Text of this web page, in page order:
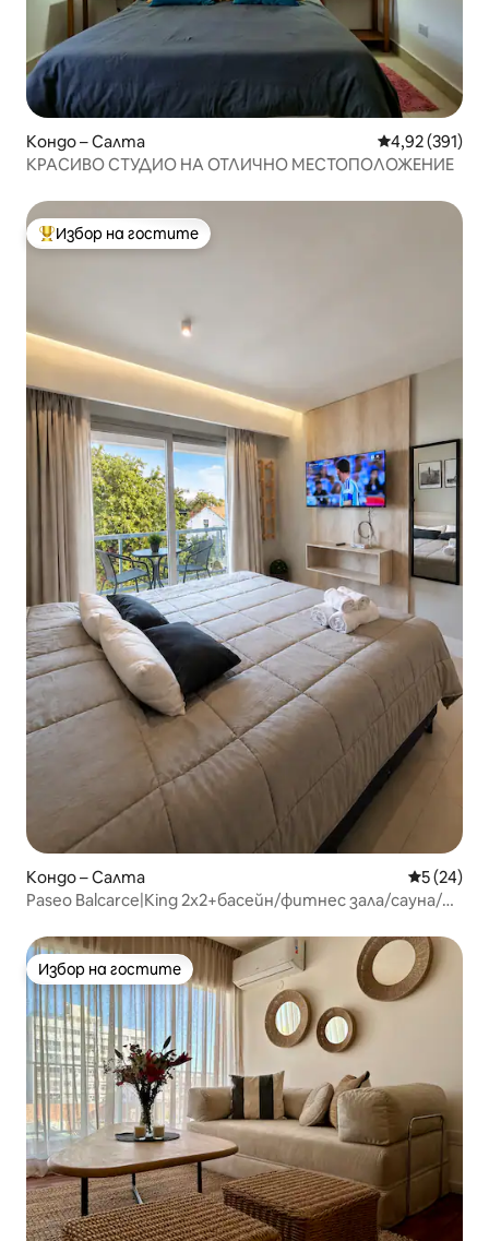
Кондо – Салта Средна
4,92 (391)
КРАСИВО СТУДИО НА ОТЛИЧНО МЕСТОПОЛОЖЕНИЕ
Най-популярен избор на гостите
Избор на гостите
Кондо – Салта Средна
5 (24)
Paseo Balcarce|King 2x2+басейн/фитнес зала/сауна/
Избор на гостите
Избор на гостите